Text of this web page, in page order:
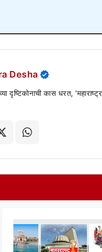
Desha
दृष्टिकोनाची कास धरत,